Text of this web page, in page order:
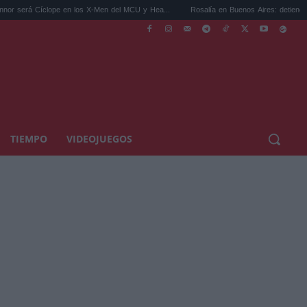
en los X-Men del MCU y Hea... Rosalía en Buenos Aires: detiene el tráfico y
TIEMPO VIDEOJUEGOS